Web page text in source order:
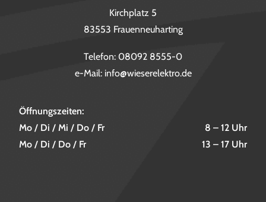
Kirchplatz 5
83553 Frauenneuharting
Telefon: 08092 8555-0
e-Mail: info@wieserelektro.de
Öffnungszeiten:
Mo / Di / Mi / Do / Fr
8 – 12 Uhr
Mo / Di / Do / Fr
13 – 17 Uhr